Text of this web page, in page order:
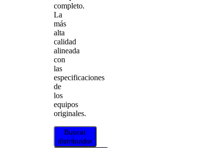
completo.
La
más
alta
calidad
alineada
con
las
especificaciones
de
los
equipos
originales.
Buscar
distribuidor